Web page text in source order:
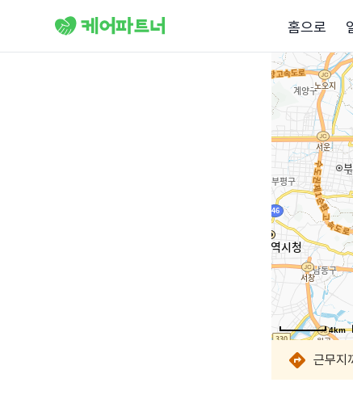
홈으로
4km
4km
4km
4km
4km
4km
4km
4km
근무지